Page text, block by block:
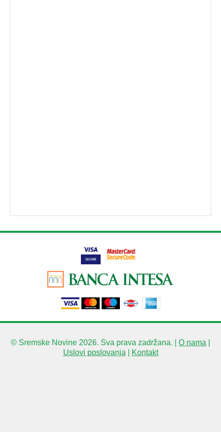
© Sremske Novine 2026. Sva prava zadržana. | O nama
Uslovi poslovanja| Kontakt